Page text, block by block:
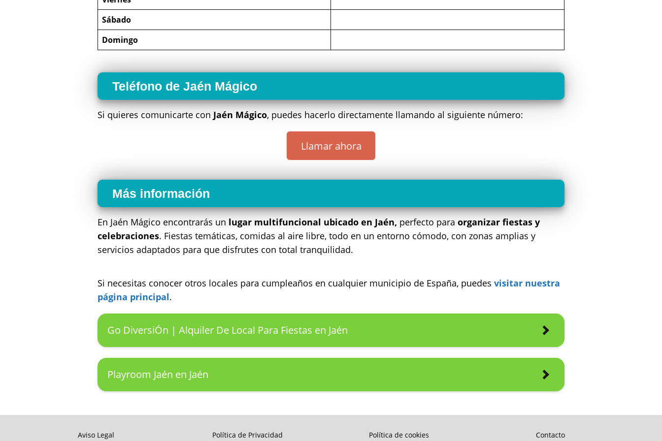
Sábado
Domingo
Teléfono de Jaén Mágico
Si quieres comunicarte con Jaén Mágico, puedes hacerlo directamente llamando al siguiente número:
Llamar ahora
Más información
En Jaén Mágico encontrarás un lugar multifuncional ubicado en Jaén, perfecto para organizar fiestas y
celebraciones. Fiestas temáticas, comidas al aire libre, todo en un entorno cómodo, con zonas amplias y
servicios adaptados para que disfrutes con total tranquilidad.
Si necesitas conocer otros locales para cumpleaños en cualquier municipio de España, puedes visitar nuestra
página principal.
Go DiversiÓn | Alquiler De Local Para Fiestas en Jaén
Playroom Jaén en Jaén
Aviso Legal Política de Privacidad Política de cookies Contacto